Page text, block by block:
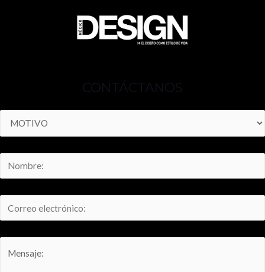
CONTÁCTANOS